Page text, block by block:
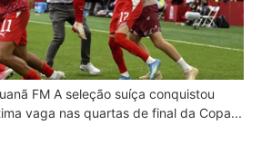
FM A seleção suíça conquistou
vaga nas quartas de final da Copa...